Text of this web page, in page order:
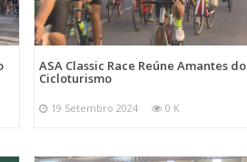
ASA Classic Race Reúne Amantes do
Cicloturismo
19 Setembro 2024 0 K